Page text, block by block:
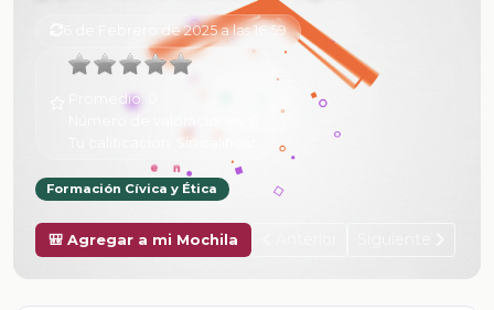
6 de Febrero de 2025 a las 16:59
Promedio:
Sin calificar
Formación Cívica y Ética
🎒 Agregar a mi Mochila